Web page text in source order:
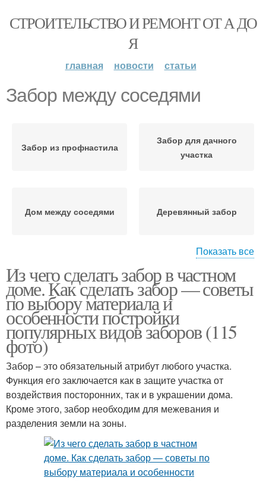
СТРОИТЕЛЬСТВО И РЕМОНТ ОТ А ДО
Я
главная новости статьи
Забор между соседями
Забор из профнастила
Забор для дачного
участка
Дом между соседями Деревянный забор
Требования к забору Красивый забор
Показать все
Из чего сделать забор в частном
доме. Как сделать забор — советы
по выбору материала и
особенности постройки
популярных видов заборов (115
фото)
Забор – это обязательный атрибут любого участка.
Функция его заключается как в защите участка от
воздействия посторонних, так и в украшении дома.
Кроме этого, забор необходим для межевания и
разделения земли на зоны.